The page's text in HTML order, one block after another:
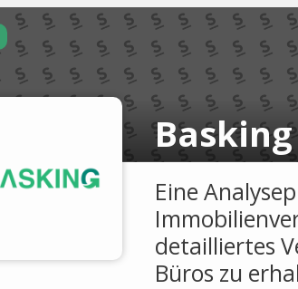
Eine
detailliertes
Büros zu